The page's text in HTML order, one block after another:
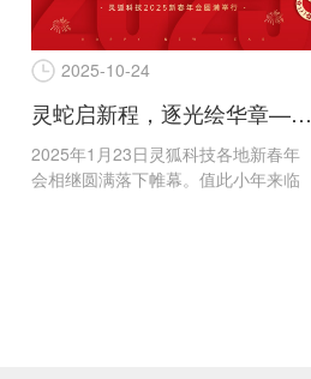
2025-10-24
灵蛇启新程，逐光绘华章——灵狐科技2025新春年会圆满举行
2025年1月23日灵狐科技各地新春年
会相继圆满落下帷幕。值此小年来临